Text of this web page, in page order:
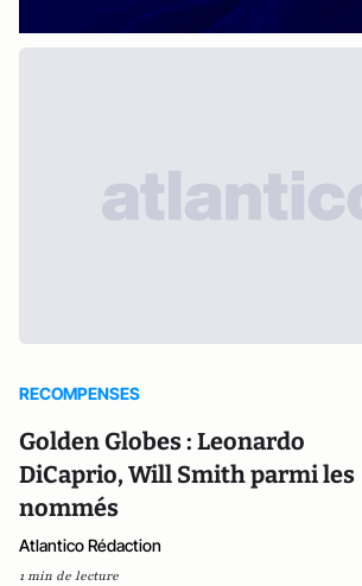
RECOMPENSES
Golden Globes : Leonardo
DiCaprio, Will Smith parmi les
nommés
Atlantico Rédaction
1 min de lecture